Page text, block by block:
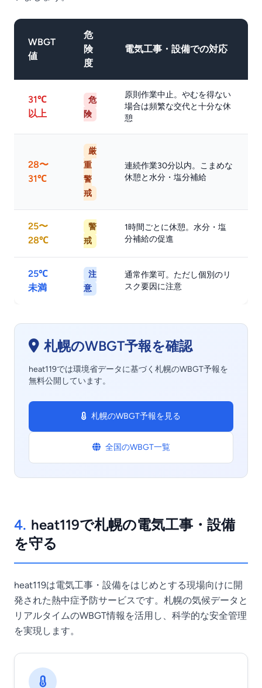
WBGT
値
危
険
度
電気工事・設備での対応
31℃
以上
危
険
原則作業中止。やむを得ない
場合は頻繁な交代と十分な休
憩
28〜
31℃
厳
重
警
戒
連続作業30分以内。こまめな
休憩と水分・塩分補給
25〜
28℃
警
戒
1時間ごとに休憩。水分・塩
分補給の促進
25℃
未満
注
意
通常作業可。ただし個別のリ
スク要因に注意
札幌のWBGT予報を確認
heat119では環境省データに基づく札幌のWBGT予報を
無料公開しています。
札幌のWBGT予報を見る
全国のWBGT一覧
4. heat119で札幌の電気工事・設備
を守る
heat119は電気工事・設備をはじめとする現場向けに開
発された熱中症予防サービスです。札幌の気候データと
リアルタイムのWBGT情報を活用し、科学的な安全管理
を実現します。